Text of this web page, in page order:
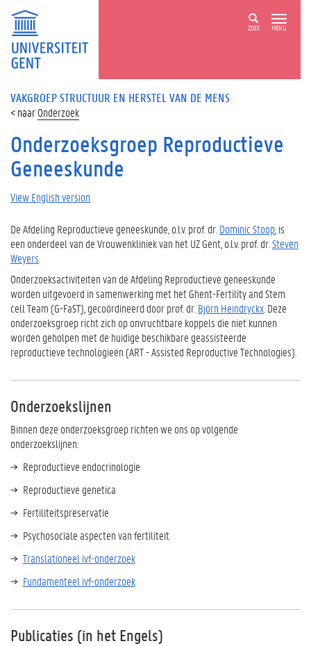
ZOEK MENU
VAKGROEP STRUCTUUR EN HERSTEL VAN DE MENS
Onderzoek
Onderzoeksgroep Reproductieve
Geneeskunde
View English version
De Afdeling Reproductieve geneeskunde, o.l.v. prof. dr. Dominic Stoop , is
een onderdeel van de Vrouwenkliniek van het UZ Gent, o.l.v. prof. dr. Steven
Weyers
Onderzoeksactiviteiten van de Afdeling Reproductieve geneeskunde
worden uitgevoerd in samenwerking met het Ghent-Fertility and Stem
cell Team (G-FaST), gecoördineerd door prof. dr. Björn Heindryckx . Deze
onderzoeksgroep richt zich op onvruchtbare koppels die niet kunnen
worden geholpen met de huidige beschikbare geassisteerde
reproductieve technologieën (ART - Assisted Reproductive Technologies).
Onderzoekslijnen
Binnen deze onderzoeksgroep richten we ons op volgende
onderzoekslijnen:
Reproductieve endocrinologie
Reproductieve genetica
Fertiliteitspreservatie
Psychosociale aspecten van fertiliteit
Translationeel ivf-onderzoek
Fundamenteel ivf-onderzoek
Publicaties (in het Engels)